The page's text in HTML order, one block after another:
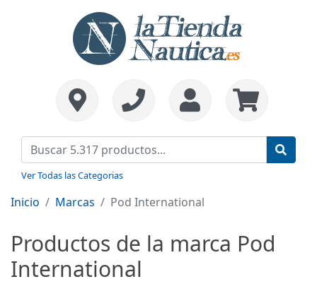
Ver Todas las Categorias
Inicio Marcas Pod International
Productos de la marca Pod
International